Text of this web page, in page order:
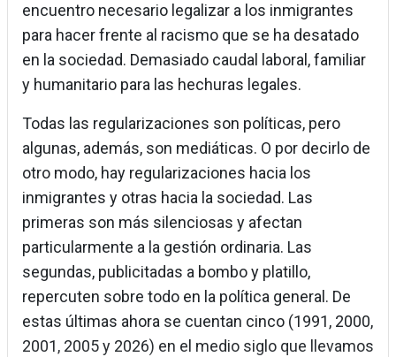
encuentro necesario legalizar a los inmigrantes
para hacer frente al racismo que se ha desatado
en la sociedad. Demasiado caudal laboral, familiar
y humanitario para las hechuras legales.
Todas las regularizaciones son políticas, pero
algunas, además, son mediáticas. O por decirlo de
otro modo, hay regularizaciones hacia los
inmigrantes y otras hacia la sociedad. Las
primeras son más silenciosas y afectan
particularmente a la gestión ordinaria. Las
segundas, publicitadas a bombo y platillo,
repercuten sobre todo en la política general. De
estas últimas ahora se cuentan cinco (1991, 2000,
2001, 2005 y 2026) en el medio siglo que llevamos